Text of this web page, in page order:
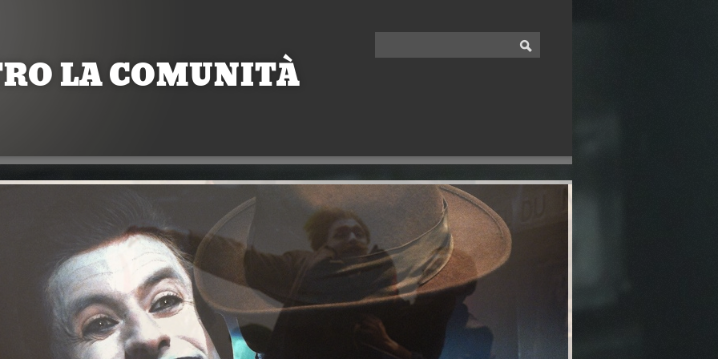
LA COMUNITÀ